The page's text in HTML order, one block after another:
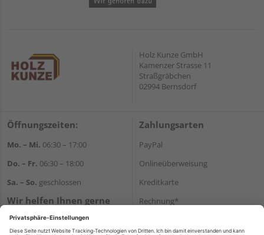
Holz Kunze GmbH
Kamenzer Strasse 11
Straßgräbchen
02994 Bernsdorf
Öffnungszeiten:
Mo. – Mi. 06:30 – 17:00
Do. – Fr. 06:30 – 18:00
Sa. – So. geschlossen
Wir helfen Ihnen gerne
weiter
+49 35723 23123
Zahlungsarten
PayPal
Onlineüberweisung
Kreditkarte
Rechnung*